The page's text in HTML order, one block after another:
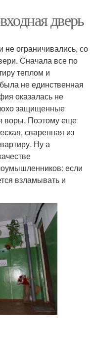
дверь
не ограничивались, со
Сначала все по
теплом и
не единственная
оказалась не
защищенные
воры. Поэтому еще
сваренная из
Ну а
если
взламывать и